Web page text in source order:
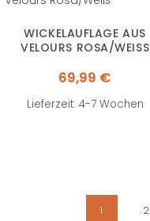
WICKELAUFLAGE AUS
VELOURS ROSA/WEISS
69,99 €
Lieferzeit: 4-7 Wochen
1 2